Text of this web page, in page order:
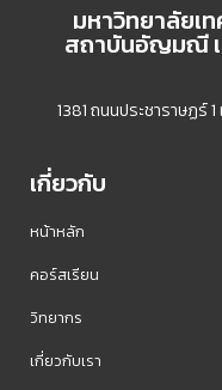
มหาวิทยาลัยเ
สถาบันอัญมณี เ
1381 ถนนประชาราษฏร์
เกี่ยวกับ
หน้าหลัก
คอร์สเรียน
วิทยากร
เกี่ยวกับเรา